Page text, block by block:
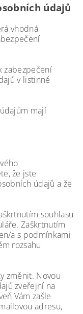
údajů
vhodná
zabezpečení
v listinné
mají
že jste
údajů a že
souhlasu
Zaškrtnutím
a s podmínkami
rozsahu
změnit. Novou
zveřejní na
Vám zašle
adresu,